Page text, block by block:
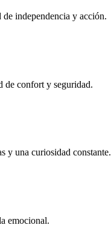
independencia y acción.
de confort y seguridad.
y una curiosidad constante.
emocional.